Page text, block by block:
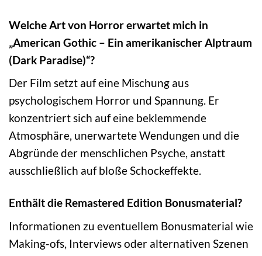
Welche Art von Horror erwartet mich in
„American Gothic – Ein amerikanischer Alptraum
(Dark Paradise)“?
Der Film setzt auf eine Mischung aus
psychologischem Horror und Spannung. Er
konzentriert sich auf eine beklemmende
Atmosphäre, unerwartete Wendungen und die
Abgründe der menschlichen Psyche, anstatt
ausschließlich auf bloße Schockeffekte.
Enthält die Remastered Edition Bonusmaterial?
Informationen zu eventuellem Bonusmaterial wie
Making-ofs, Interviews oder alternativen Szenen